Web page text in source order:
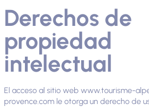
Derechos de
propiedad
intelectual
El acceso al sitio web www.tourisme-
provence.com le otorga un derecho de